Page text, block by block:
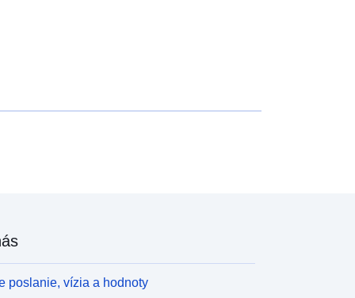
poslanie, vízia a hodnoty